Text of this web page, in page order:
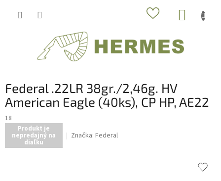
Federal .22LR 38gr./2,46g. HV
American Eagle (40ks), CP HP, AE22
18
Produkt je
nepredajný na
diaľku
Značka: Federal